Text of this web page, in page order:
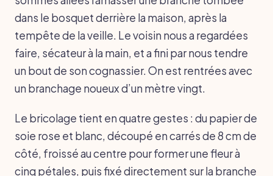
dans le bosquet derrière la maison, après la
tempête de la veille. Le voisin nous a regardées
faire, sécateur à la main, et a fini par nous tendre
un bout de son cognassier. On est rentrées avec
un branchage noueux d’un mètre vingt.
Le bricolage tient en quatre gestes : du papier de
soie rose et blanc, découpé en carrés de 8 cm de
côté, froissé au centre pour former une fleur à
cinq pétales, puis fixé directement sur la branche